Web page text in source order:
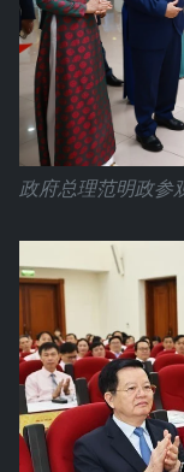
政府总理范明政参